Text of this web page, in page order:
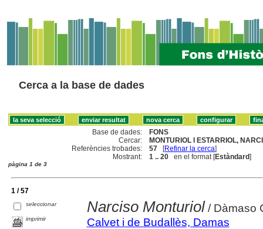
Cerca a la base de dades
Base de dades:
FONS
Cercar:
MONTURIOL I ESTARRIOL,
Referències trobades:
57 [Refinar la cerca]
Mostrant:
1 .. 20 en el format [Estàndard]
pàgina 1 de 3
1 / 57
seleccionar
imprimir
Narciso Monturiol/ Dàmaso
Calvet i de Budallès, Damas